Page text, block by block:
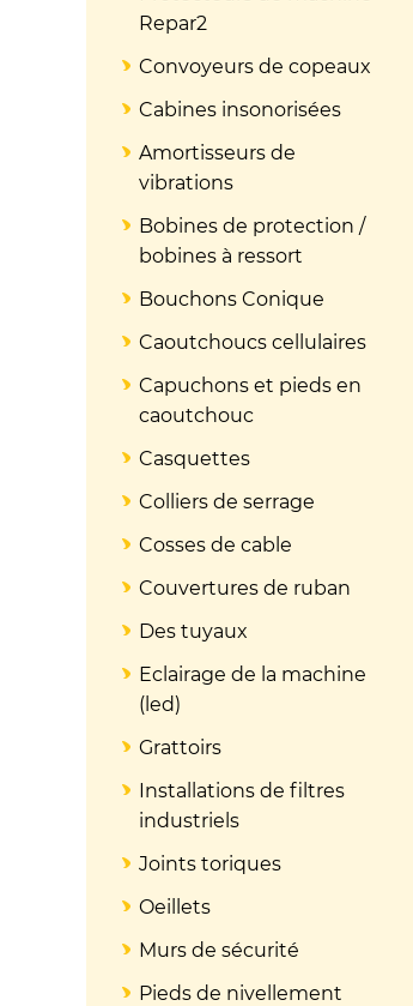
Repar2
Convoyeurs de copeaux
Cabines insonorisées
Amortisseurs de
vibrations
Bobines de protection /
bobines à ressort
Bouchons Conique
Caoutchoucs cellulaires
Capuchons et pieds en
caoutchouc
Casquettes
Colliers de serrage
Cosses de cable
Couvertures de ruban
Des tuyaux
Eclairage de la machine
(led)
Grattoirs
Installations de filtres
industriels
Joints toriques
Oeillets
Murs de sécurité
Pieds de nivellement